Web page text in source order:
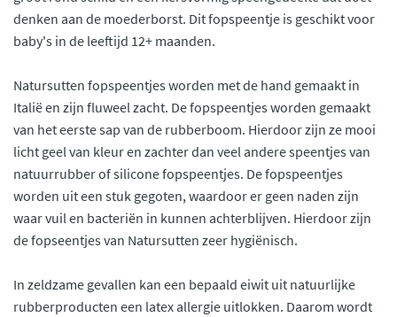
denken aan de moederborst. Dit fopspeentje is geschikt voor
baby's in de leeftijd 12+ maanden.
Natursutten fopspeentjes worden met de hand gemaakt in
Italië en zijn fluweel zacht. De fopspeentjes worden gemaakt
van het eerste sap van de rubberboom. Hierdoor zijn ze mooi
licht geel van kleur en zachter dan veel andere speentjes van
natuurrubber of silicone fopspeentjes. De fopspeentjes
worden uit een stuk gegoten, waardoor er geen naden zijn
waar vuil en bacteriën in kunnen achterblijven. Hierdoor zijn
de fopseentjes van Natursutten zeer hygiënisch.
In zeldzame gevallen kan een bepaald eiwit uit natuurlijke
rubberproducten een latex allergie uitlokken. Daarom wordt